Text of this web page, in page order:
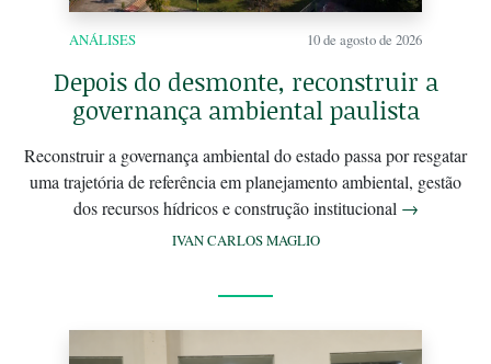
ANÁLISES 10 de agosto de 2026
Depois do desmonte, reconstruir a
governança ambiental paulista
Reconstruir a governança ambiental do estado passa por resgatar
uma trajetória de referência em planejamento ambiental, gestão
dos recursos hídricos e construção institucional →
IVAN CARLOS MAGLIO